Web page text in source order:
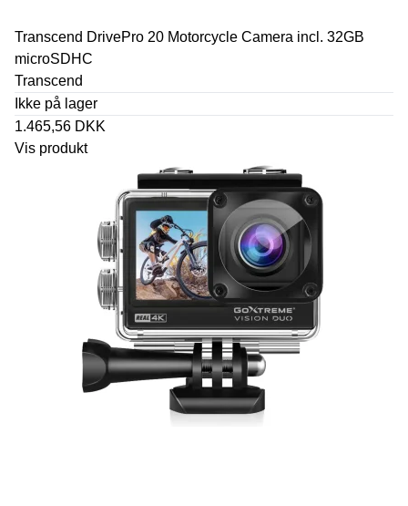
Transcend DrivePro 20 Motorcycle Camera incl. 32GB
microSDHC
Transcend
Ikke på lager
1.465,56 DKK
Vis produkt